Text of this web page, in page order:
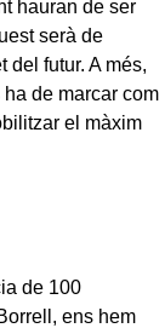
hauran de ser
serà de
del futur. A més,
de marcar com
el màxim
de 100
ens hem